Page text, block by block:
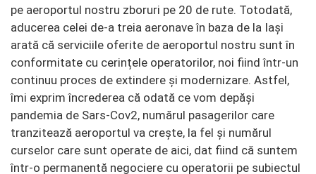
pe aeroportul nostru zboruri pe 20 de rute. Totodată,
aducerea celei de-a treia aeronave în baza de la Iași
arată că serviciile oferite de aeroportul nostru sunt în
conformitate cu cerințele operatorilor, noi fiind într-un
continuu proces de extindere și modernizare. Astfel,
îmi exprim încrederea că odată ce vom depăși
pandemia de Sars-Cov2, numărul pasagerilor care
tranzitează aeroportul va crește, la fel și numărul
curselor care sunt operate de aici, dat fiind că suntem
într-o permanentă negociere cu operatorii pe subiectul